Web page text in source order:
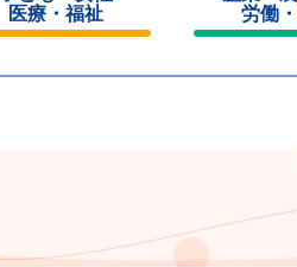
医療・福祉
労働
じ